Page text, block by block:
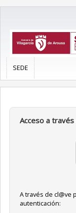
SEDE
Acceso a
A través de
autenticación: